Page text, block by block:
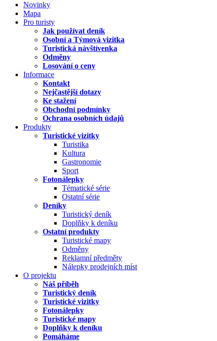
Novinky
Mapa
Pro turisty
Jak používat deník
Osobní a Týmová vizitka
Turistická návštívenka
Odměny
Losování o ceny
Informace
Kontakt
Nejčastější dotazy
Ke stažení
Obchodní podmínky
Ochrana osobních údajů
Produkty
Turistické vizitky
Turistika
Kultura
Gastronomie
Sport
Fotonálepky
Tématické série
Ostatní série
Deníky
Turistický deník
Doplňky k deníku
Ostatní produkty
Turistické mapy
Odměny
Reklamní předměty
Nálepky prodejních míst
O projektu
Náš příběh
Turistický deník
Turistické vizitky
Fotonálepky
Turistické mapy
Doplňky k deníku
Pomáháme